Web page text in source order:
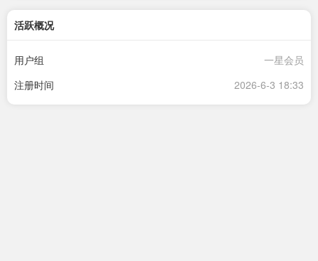
活跃概况
用户组
一星会员
注册时间
2026-6-3 18:33